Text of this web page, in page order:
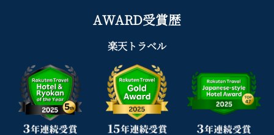
AWARD受賞歴
楽天トラベル